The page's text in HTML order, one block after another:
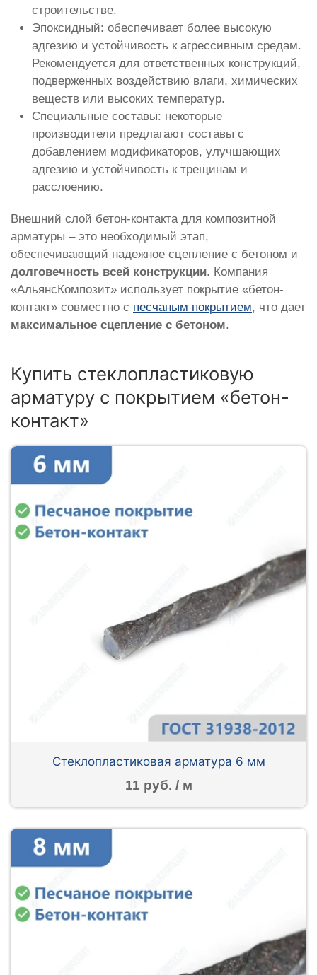
строительстве.
Эпоксидный: обеспечивает более высокую
адгезию и устойчивость к агрессивным средам.
Рекомендуется для ответственных конструкций,
подверженных воздействию влаги, химических
веществ или высоких температур.
Специальные составы: некоторые
производители предлагают составы с
добавлением модификаторов, улучшающих
адгезию и устойчивость к трещинам и
расслоению.
Внешний слой бетон-контакта для композитной
арматуры – это необходимый этап,
обеспечивающий надежное сцепление с бетоном и
долговечность всей конструкции. Компания
«АльянсКомпозит» использует покрытие «бетон-
контакт» совместно с песчаным покрытием, что дает
максимальное сцепление с бетоном.
Купить стеклопластиковую
арматуру с покрытием «бетон-
контакт»
Стеклопластиковая арматура 6 мм
11 руб. / м